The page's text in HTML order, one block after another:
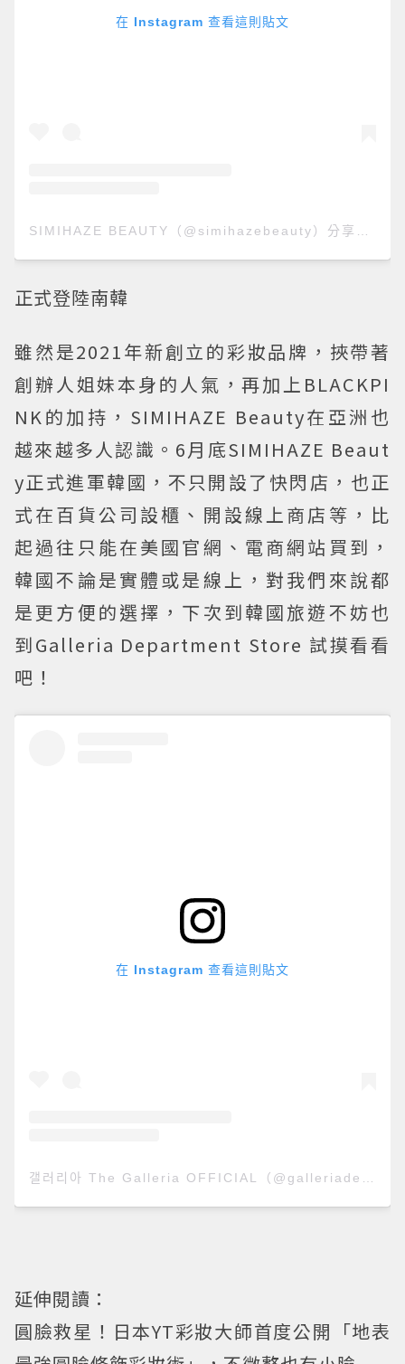
在 Instagram 查看這則貼文
正式登陸南韓
雖然是2021年新創立的彩妝品牌，挾帶著
創辦人姐妹本身的人氣，再加上BLACKPI
NK的加持，SIMIHAZE Beauty在亞洲也
越來越多人認識。6月底SIMIHAZE Beaut
y正式進軍韓國，不只開設了快閃店，也正
式在百貨公司設櫃、開設線上商店等，比
起過往只能在美國官網、電商網站買到，
韓國不論是實體或是線上，對我們來說都
是更方便的選擇，下次到韓國旅遊不妨也
到Galleria Department Store 試摸看看
吧！
在 Instagram 查看這則貼文
갤러리아 The Galleria OFFICIAL（@galleriadept）分享的貼文
延伸閱讀：
圓臉救星！日本YT彩妝大師首度公開「地表